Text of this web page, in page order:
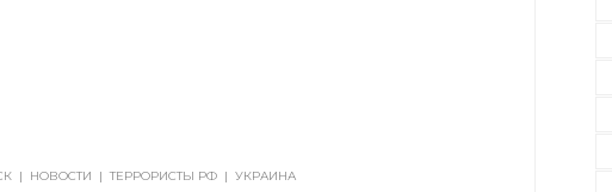
| НОВОСТИ | ТЕРРОРИСТЫ РФ | УКРАИНА